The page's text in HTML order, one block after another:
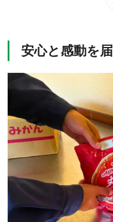
安心と感動を